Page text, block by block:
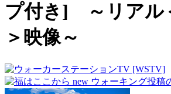
プ付き] ～リアル
＞映像～